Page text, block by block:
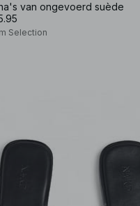
van ongevoerd suède
Selection